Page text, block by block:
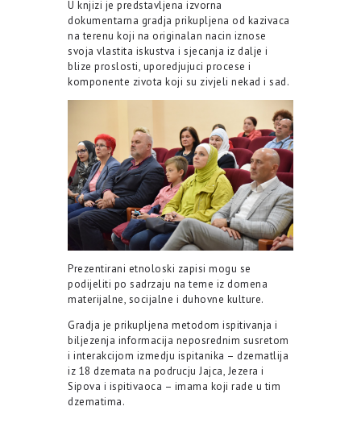
U knjizi je predstavljena izvorna
dokumentarna gradja prikupljena od kazivaca
na terenu koji na originalan nacin iznose
svoja vlastita iskustva i sjecanja iz dalje i
blize proslosti, uporedjujuci procese i
komponente zivota koji su zivjeli nekad i sad.
Prezentirani etnoloski zapisi mogu se
podijeliti po sadrzaju na teme iz domena
materijalne, socijalne i duhovne kulture.
Gradja je prikupljena metodom ispitivanja i
biljezenja informacija neposrednim susretom
i interakcijom izmedju ispitanika – dzematlija
iz 18 dzemata na podrucju Jajca, Jezera i
Sipova i ispitivaoca – imama koji rade u tim
dzematima.